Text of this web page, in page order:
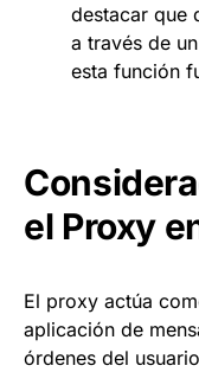
destacar que
a través de
esta función
el Proxy
El proxy actúa
aplicación de
órdenes del